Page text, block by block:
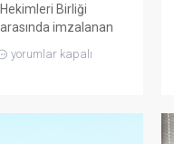
Birliği
imzalanan
katkı sağlıyor.
imzalanan
kongrelerine
yorumlar kapalı